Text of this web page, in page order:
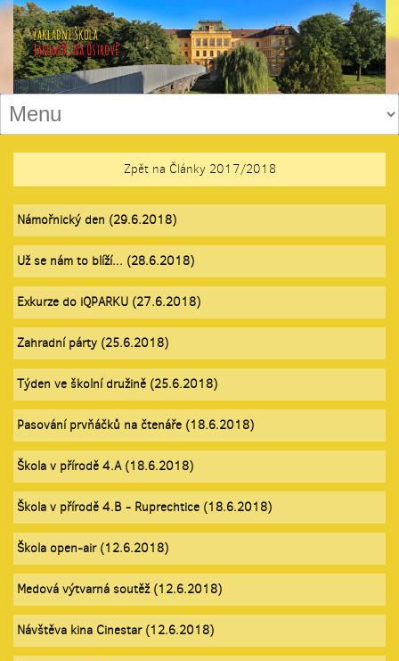
Zpět na Články 2017/2018
Námořnický den (29.6.2018)
Už se nám to blíží... (28.6.2018)
Exkurze do iQPARKU (27.6.2018)
Zahradní párty (25.6.2018)
Týden ve školní družině (25.6.2018)
Pasování prvňáčků na čtenáře (18.6.2018)
Škola v přírodě 4.A (18.6.2018)
Škola v přírodě 4.B - Ruprechtice (18.6.2018)
Škola open-air (12.6.2018)
Medová výtvarná soutěž (12.6.2018)
Návštěva kina Cinestar (12.6.2018)